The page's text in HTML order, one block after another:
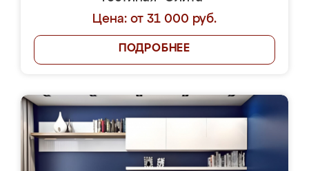
Цена: от 31 000 руб.
ПОДРОБНЕЕ